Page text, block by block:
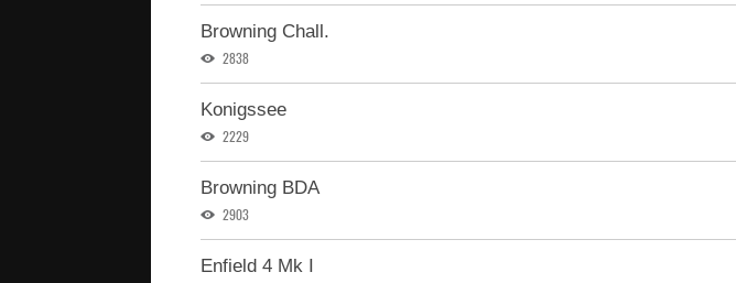
Browning Chall.
2838
Konigssee
2229
Browning BDA
2903
Enfield 4 Mk I